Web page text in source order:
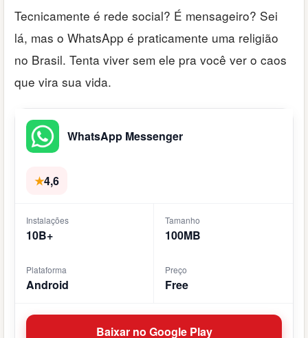
Tecnicamente é rede social? É mensageiro? Sei
lá, mas o WhatsApp é praticamente uma religião
no Brasil. Tenta viver sem ele pra você ver o caos
que vira sua vida.
WhatsApp Messenger
★4,6
Instalações
10B+
Tamanho
100MB
Plataforma
Android
Preço
Free
Baixar no Google Play